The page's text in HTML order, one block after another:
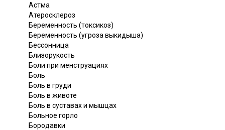
Астма
Атеросклероз
Беременность (токсикоз)
Беременность (угроза выкидыша)
Бессонница
Близорукость
Боли при менструациях
Боль
Боль в груди
Боль в животе
Боль в суставах и мышцах
Больное горло
Бородавки